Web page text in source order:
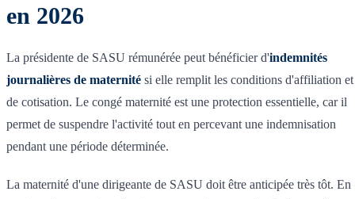
en 2026
La présidente de SASU rémunérée peut bénéficier d'indemnités
journalières de maternité si elle remplit les conditions d'affiliation et
de cotisation. Le congé maternité est une protection essentielle, car il
permet de suspendre l'activité tout en percevant une indemnisation
pendant une période déterminée.
La maternité d'une dirigeante de SASU doit être anticipée très tôt. En